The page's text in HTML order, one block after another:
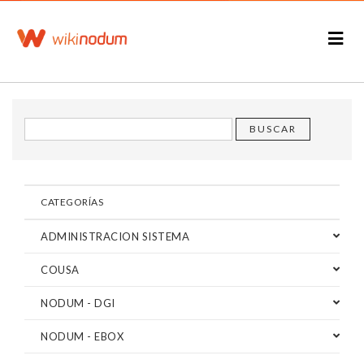
CATEGORÍAS
ADMINISTRACION SISTEMA
COUSA
NODUM - DGI
NODUM - EBOX